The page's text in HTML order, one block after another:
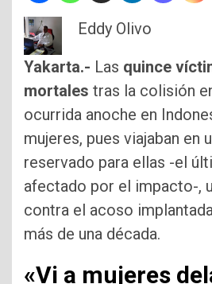
Eddy Olivo
Yakarta.- Las quince
mortales tras la colisión
ocurrida anoche en
mujeres, pues viajaban en
reservado para ellas -el
afectado por el impacto-,
contra el acoso
más de una década.
«Vi a mujeres